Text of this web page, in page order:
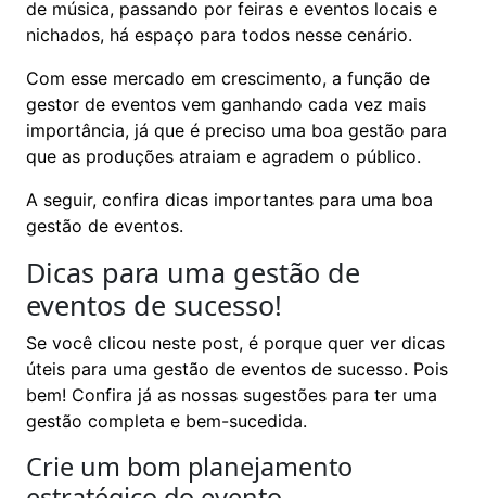
de música, passando por feiras e eventos locais e
nichados, há espaço para todos nesse cenário.
Com esse mercado em crescimento, a função de
gestor de eventos vem ganhando cada vez mais
importância, já que é preciso uma boa gestão para
que as produções atraiam e agradem o público.
A seguir, confira dicas importantes para uma boa
gestão de eventos.
Dicas para uma gestão de
eventos de sucesso!
Se você clicou neste post, é porque quer ver dicas
úteis para uma gestão de eventos de sucesso. Pois
bem! Confira já as nossas sugestões para ter uma
gestão completa e bem-sucedida.
Crie um bom planejamento